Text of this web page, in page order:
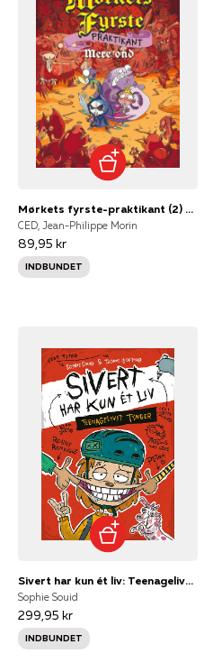
Mørkets fyrste-praktikant (2) - Mere ond
CED, Jean-Philippe Morin
89,95 kr
INDBUNDET
Sivert har kun ét liv: Teenagelivet tynger
Sophie Souid
299,95 kr
INDBUNDET